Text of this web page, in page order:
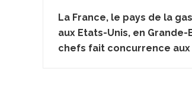
La France, le pays de la
aux Etats-Unis, en
chefs fait concurrence